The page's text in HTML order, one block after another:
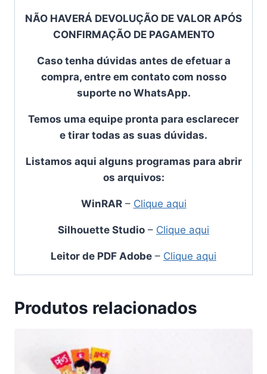
NÃO HAVERÁ DEVOLUÇÃO DE VALOR APÓS
CONFIRMAÇÃO DE PAGAMENTO
Caso tenha dúvidas antes de efetuar a
compra, entre em contato com nosso
suporte no WhatsApp.
Temos uma equipe pronta para esclarecer
e tirar todas as suas dúvidas.
Listamos aqui alguns programas para abrir
os arquivos:
WinRAR– Clique aqui
Silhouette Studio – Clique aqui
Leitor de PDF Adobe – Clique aqui
Produtos relacionados